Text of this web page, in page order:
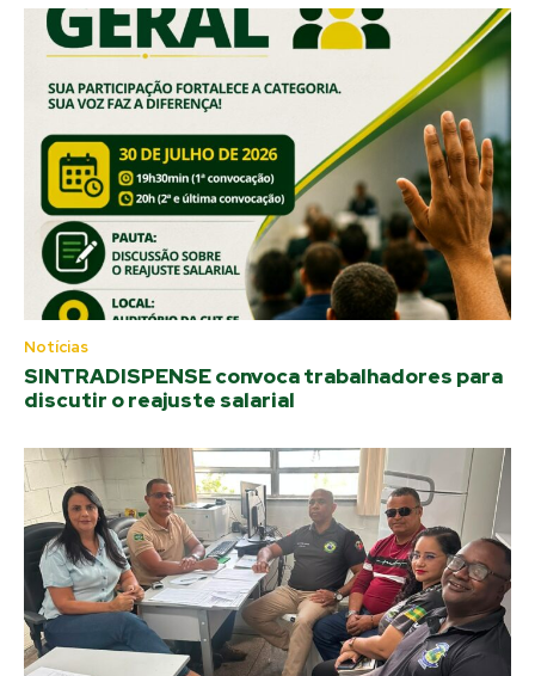
Notícias
SINTRADISPENSE convoca trabalhadores para
discutir o reajuste salarial